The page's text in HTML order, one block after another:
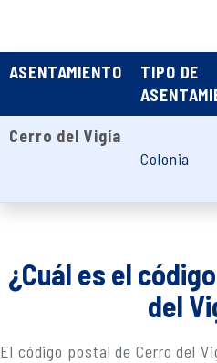
ASENTAMIENTO
TIPO DE
Cerro del Vigía
Colonia
¿Cuál es el
del
El código postal de Cerro del